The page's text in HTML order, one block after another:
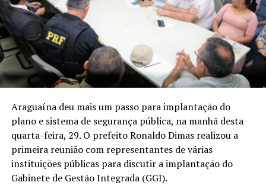
Araguaína deu mais um passo para implantação do
plano e sistema de segurança pública, na manhã desta
quarta-feira, 29. O prefeito Ronaldo Dimas realizou a
primeira reunião com representantes de várias
instituições públicas para discutir a implantação do
Gabinete de Gestão Integrada (GGI).